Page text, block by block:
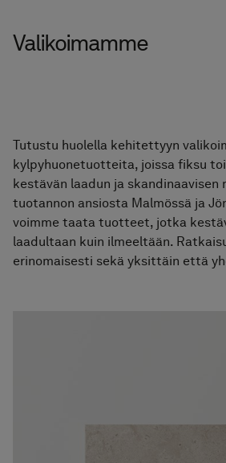
Valikoimamme
Tutustu huolella kehitettyyn
kylpyhuonetuotteita, joissa fiksu
kestävän laadun ja skandinaavisen
tuotannon ansiosta Malmössä ja
voimme taata tuotteet, jotka
laadultaan kuin ilmeeltään.
erinomaisesti sekä yksittäin että